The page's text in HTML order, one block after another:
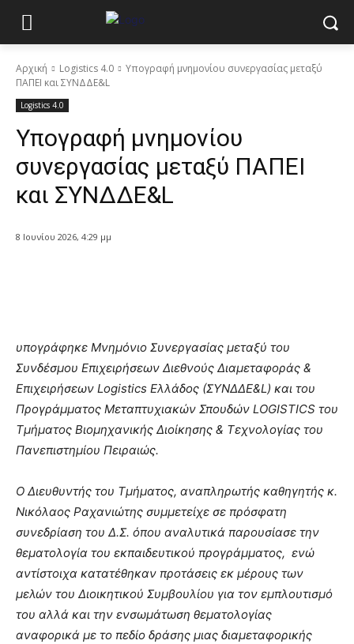
Αρχική Logistics 4.0
Υπογραφή μνημονίου συνεργασίας μεταξύ
ΠΑΠΕΙ και ΣΥΝΔΔΕ&L
Logistics 4.0
Υπογραφή μνημονίου
συνεργασίας μεταξύ ΠΑΠΕΙ
και ΣΥΝΔΔΕ&L
8 Ιουνίου 2026, 4:29 μμ
υπογράφηκε Μνημόνιο Συνεργασίας μεταξύ του
Συνδέσμου Επιχειρήσεων Διεθνούς Διαμεταφοράς &
Επιχειρήσεων Logistics Ελλάδος (ΣΥΝΔΔE&L) και του
Προγράμματος Μεταπτυχιακών Σπουδών LOGISTICS του
Τμήματος Βιομηχανικής Διοίκησης & Τεχνολογίας του
Πανεπιστημίου Πειραιώς.
Ο Διευθυντής του Τμήματος, αναπληρωτής καθηγητής κ.
Νικόλαος Ραχανιώτης συμμετείχε σε πρόσφατη
συνεδρίαση του Δ.Σ. όπου αναλυτικά παρουσίασε την
θεματολογία του εκπαιδευτικού προγράμματος, ενώ
αντίστοιχα κατατέθηκαν προτάσεις εκ μέρους των
μελών του Διοικητικού Συμβουλίου για τον εμπλουτισμό
του αλλά και την ενσωμάτωση θεματολογίας
αναφορικά με το πεδίο δράσης μιας διαμεταφορικής